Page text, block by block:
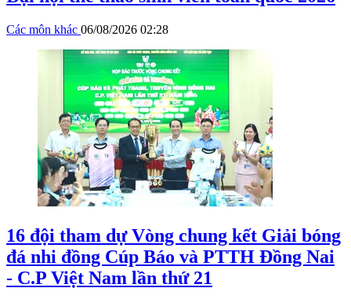
Các môn khác 06/08/2026 02:28
16 đội tham dự Vòng chung kết Giải bóng
đá nhi đồng Cúp Báo và PTTH Đồng Nai
- C.P Việt Nam lần thứ 21